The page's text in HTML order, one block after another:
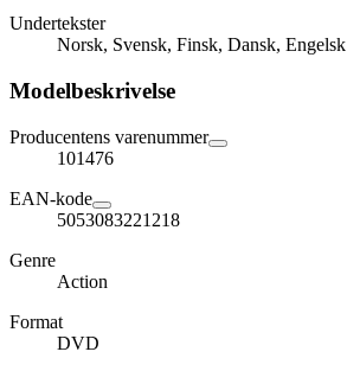
Undertekster
Norsk, Svensk, Finsk, Dansk, Engelsk
Modelbeskrivelse
Producentens varenummer
101476
EAN-kode
5053083221218
Genre
Action
Format
DVD